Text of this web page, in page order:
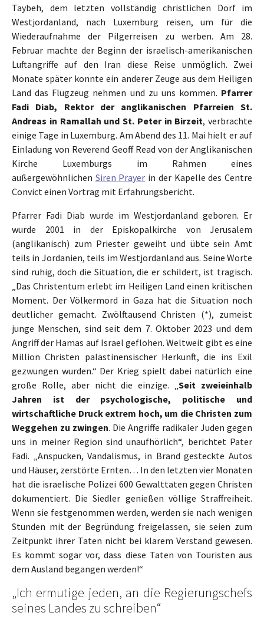
Taybeh, dem letzten vollständig christlichen Dorf im
Westjordanland, nach Luxemburg reisen, um für die
Wiederaufnahme der Pilgerreisen zu werben. Am 28.
Februar machte der Beginn der israelisch-amerikanischen
Luftangriffe auf den Iran diese Reise unmöglich. Zwei
Monate später konnte ein anderer Zeuge aus dem Heiligen
Land das Flugzeug nehmen und zu uns kommen. Pfarrer
Fadi Diab, Rektor der anglikanischen Pfarreien St.
Andreas in Ramallah und St. Peter in Birzeit, verbrachte
einige Tage in Luxemburg. Am Abend des 11. Mai hielt er auf
Einladung von Reverend Geoff Read von der Anglikanischen
Kirche Luxemburgs im Rahmen eines
außergewöhnlichen Siren Prayer in der Kapelle des Centre
Convict einen Vortrag mit Erfahrungsbericht.
Pfarrer Fadi Diab wurde im Westjordanland geboren. Er
wurde 2001 in der Episkopalkirche von Jerusalem
(anglikanisch) zum Priester geweiht und übte sein Amt
teils in Jordanien, teils im Westjordanland aus. Seine Worte
sind ruhig, doch die Situation, die er schildert, ist tragisch.
„Das Christentum erlebt im Heiligen Land einen kritischen
Moment. Der Völkermord in Gaza hat die Situation noch
deutlicher gemacht. Zwölftausend Christen (*), zumeist
junge Menschen, sind seit dem 7. Oktober 2023 und dem
Angriff der Hamas auf Israel geflohen. Weltweit gibt es eine
Million Christen palästinensischer Herkunft, die ins Exil
gezwungen wurden.“ Der Krieg spielt dabei natürlich eine
große Rolle, aber nicht die einzige. „Seit zweieinhalb
Jahren ist der psychologische, politische und
wirtschaftliche Druck extrem hoch, um die Christen zum
Weggehen zu zwingen. Die Angriffe radikaler Juden gegen
uns in meiner Region sind unaufhörlich“, berichtet Pater
Fadi. „Anspucken, Vandalismus, in Brand gesteckte Autos
und Häuser, zerstörte Ernten… In den letzten vier Monaten
hat die israelische Polizei 600 Gewalttaten gegen Christen
dokumentiert. Die Siedler genießen völlige Straffreiheit.
Wenn sie festgenommen werden, werden sie nach wenigen
Stunden mit der Begründung freigelassen, sie seien zum
Zeitpunkt ihrer Taten nicht bei klarem Verstand gewesen.
Es kommt sogar vor, dass diese Taten von Touristen aus
dem Ausland begangen werden!“
„Ich ermutige jeden, an die Regierungschefs
seines Landes zu schreiben“